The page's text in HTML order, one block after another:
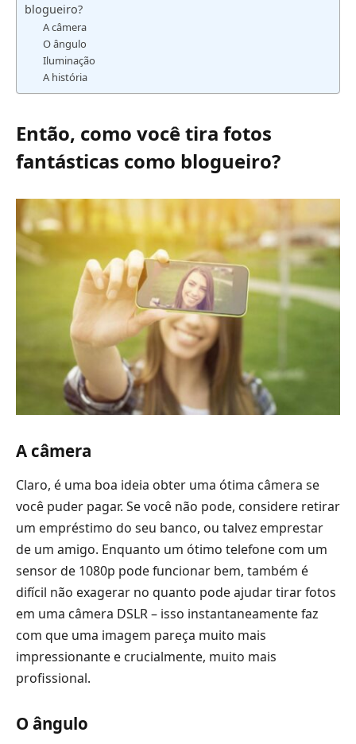
blogueiro?
A câmera
O ângulo
Iluminação
A história
Então, como você tira fotos
fantásticas como blogueiro?
A câmera
Claro, é uma boa ideia obter uma ótima câmera se
você puder pagar. Se você não pode, considere retirar
um empréstimo do seu banco, ou talvez emprestar
de um amigo. Enquanto um ótimo telefone com um
sensor de 1080p pode funcionar bem, também é
difícil não exagerar no quanto pode ajudar tirar fotos
em uma câmera DSLR – isso instantaneamente faz
com que uma imagem pareça muito mais
impressionante e crucialmente, muito mais
profissional.
O ângulo